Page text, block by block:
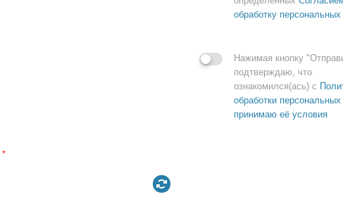
обработку
Нажимая кнопку
подтверждаю, что
ознакомился(ась) с
обработки
принимаю её условия
*